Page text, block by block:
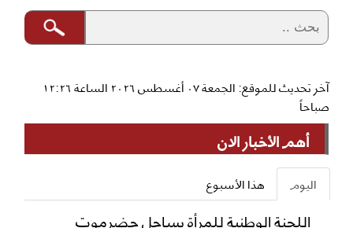
آخر تحديث للموقع: الجمعة ٠٧ أغسطس ٢٠٢٦ الساعة ١٢:٢٦
صباحاً
أهم الأخبار الان
اليوم هذا الأسبوع
اللجنة الوطنية للمرأة بساحل حضرموت